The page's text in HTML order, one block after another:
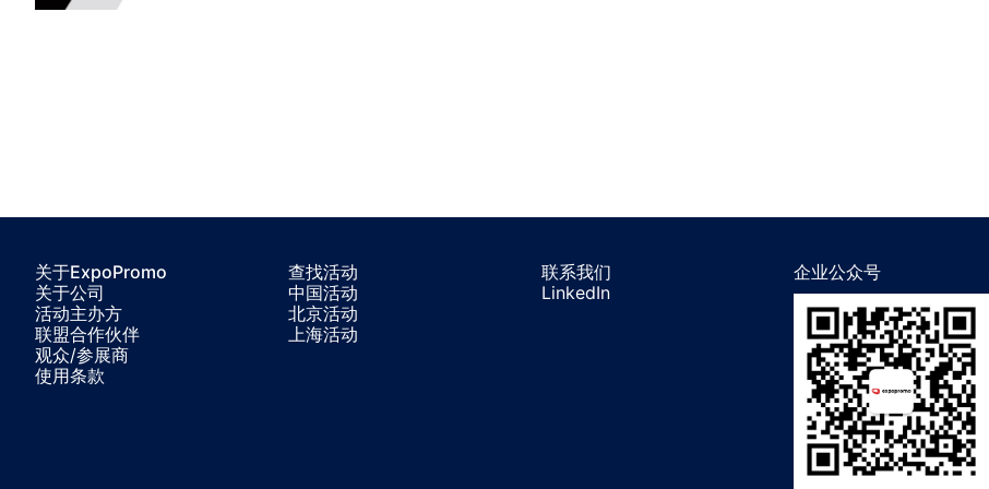
关于ExpoPromo
关于公司
活动主办方
联盟合作伙伴
观众/参展商
使用条款
查找活动
中国活动
北京活动
上海活动
联系我们
LinkedIn
企业公众号